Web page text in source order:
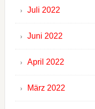
Juli 2022
Juni 2022
April 2022
März 2022